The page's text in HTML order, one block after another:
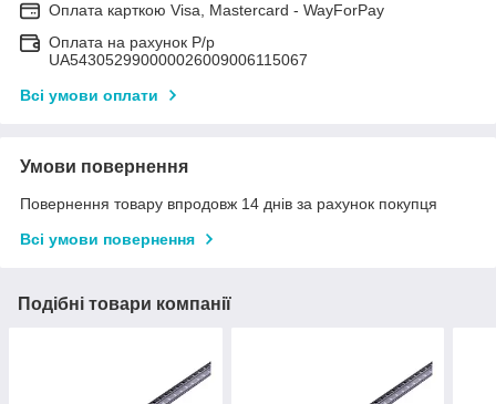
Оплата карткою Visa, Mastercard - WayForPay
Оплата на рахунок Р/р
UA543052990000026009006115067
Всі умови оплати
Умови повернення
Повернення товару впродовж 14 днів за рахунок покупця
Всі умови повернення
Подібні товари компанії